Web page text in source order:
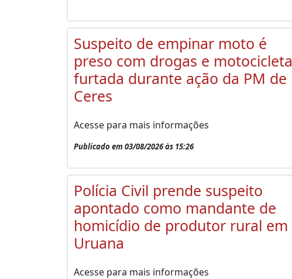
Suspeito de empinar moto é
preso com drogas e motocicleta
furtada durante ação da PM de
Ceres
Acesse para mais informações
Publicado em 03/08/2026 às 15:26
Polícia Civil prende suspeito
apontado como mandante de
homicídio de produtor rural em
Uruana
Acesse para mais informações